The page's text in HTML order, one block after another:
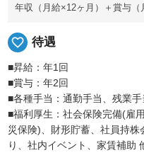
年収（月給×12ヶ月）＋賞与（
favorite_border 待遇
■昇給：年1回
■賞与：年2回
■各種手当：通勤手当、残業
■福利厚生：社会保険完備(雇
災保険)、財形貯蓄、社員持
り、社内イベント、家賃補助